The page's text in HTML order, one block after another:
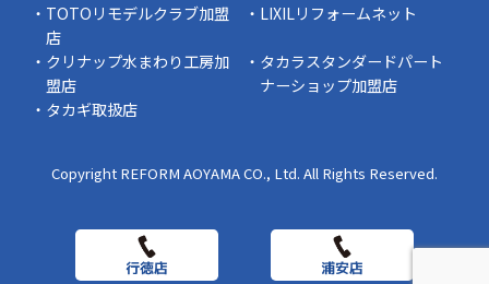
スタッフの日常
TOTOリモデルクラブ加盟
店
LIXILリフォームネット
クリナップ水まわり工房加
盟店
タカラスタンダードパート
ナーショップ加盟店
タカギ取扱店
Copyright REFORM AOYAMA CO., Ltd. All Rights Reserved.